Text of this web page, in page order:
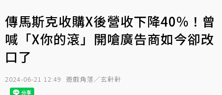
傳馬斯克收購X後營收下降40%！曾
喊「X你的滾」開嗆廣告商如今卻改
口了
2024-06-21 12:49 遊戲角落／玄軒軒